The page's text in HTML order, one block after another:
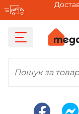
Пошук за